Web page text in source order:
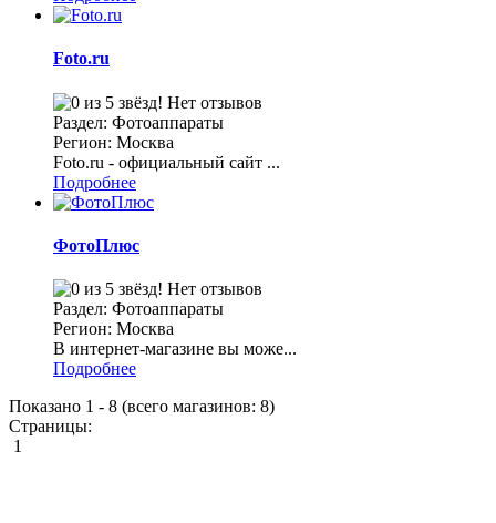
Foto.ru
Нет отзывов
Раздел: Фотоаппараты
Регион: Москва
Foto.ru - официальный сайт ...
Подробнее
ФотоПлюс
Нет отзывов
Раздел: Фотоаппараты
Регион: Москва
В интернет-магазине вы може...
Подробнее
Показано 1 - 8 (всего магазинов: 8)
Страницы:
1